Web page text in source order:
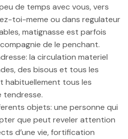
de temps avec vous, vers
toi-meme ou dans regulateur
matignasse est parfois
de le penchant.
la circulation materiel
des bisous et tous les
habituellement tous les
tendresse.
objets: une personne qui
que peut reveler attention
d’une vie, fortification